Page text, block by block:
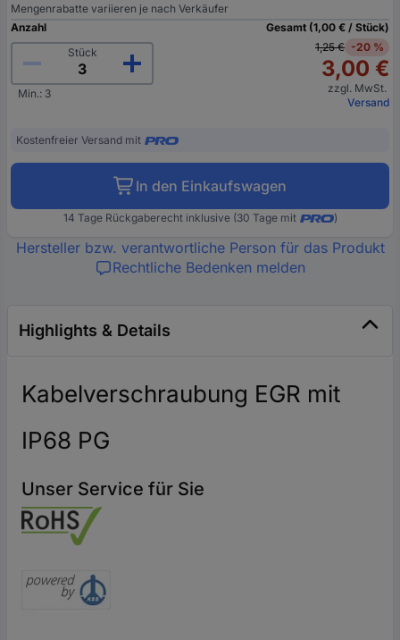
Mengenrabatte variieren je nach Verkäufer
Anzahl
Stück
Min.: 3
Gesamt (1,00 € / Stück)
1,25 € -20 %
3,00 €
zzgl. MwSt.
Versand
Kostenfreier Versand mit
In den Einkaufswagen
14 Tage Rückgaberecht inklusive (30 Tage mit )
Hersteller bzw. verantwortliche Person für das Produkt
Rechtliche Bedenken melden
Highlights & Details
Kabelverschraubung EGR mit
IP68 PG
Unser Service für Sie